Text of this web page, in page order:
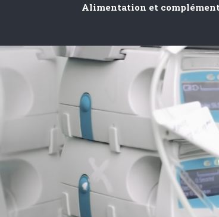
Alimentation et